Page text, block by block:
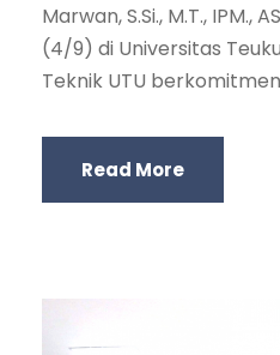
Marwan, S.Si., M.T., IPM.,
(4/9) di Universitas
Teknik UTU
Read More